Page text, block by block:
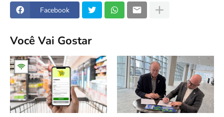
Facebook
Você Vai Gostar